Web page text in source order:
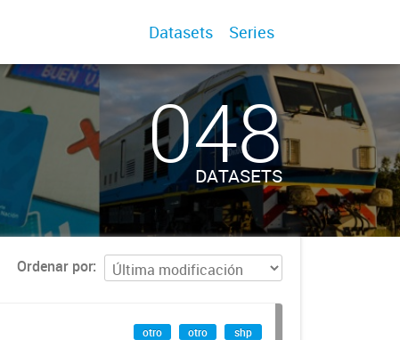
Datasets Series
048
DATASETS
Ordenar por
otro otro shp